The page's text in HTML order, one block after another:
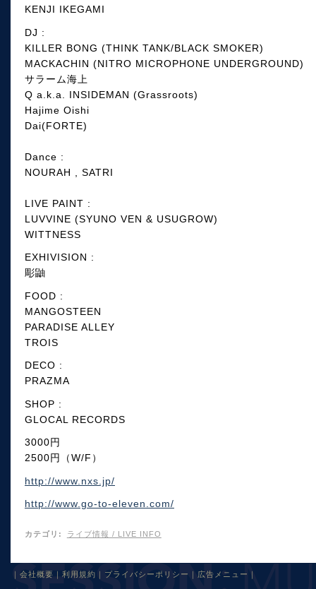
KENJI IKEGAMI
DJ :
KILLER BONG (THINK TANK/BLACK SMOKER)
MACKACHIN (NITRO MICROPHONE UNDERGROUND)
サラーム海上
Q a.k.a. INSIDEMAN (Grassroots)
Hajime Oishi
Dai(FORTE)
Dance :
NOURAH , SATRI
LIVE PAINT :
LUVVINE (SYUNO VEN & USUGROW)
WITTNESS
EXHIVISION :
彫鼬
FOOD :
MANGOSTEEN
PARADISE ALLEY
TROIS
DECO :
PRAZMA
SHOP :
GLOCAL RECORDS
3000円
2500円（W/F）
http://www.nxs.jp/
http://www.go-to-eleven.com/
カテゴリ : ライブ情報 / LIVE INFO
｜ 会社概要 ｜ 利用規約 ｜ プライバシーポリシー ｜ 広告メニュー ｜